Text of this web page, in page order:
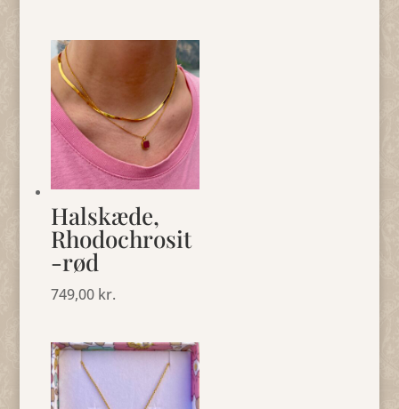
Halskæde,
Rhodochrosit
-rød
749,00 kr.